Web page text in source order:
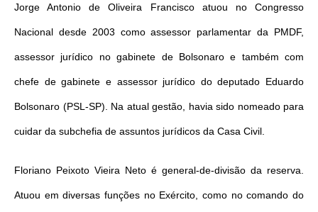
Jorge Antonio de Oliveira Francisco atuou no Congresso
Nacional desde 2003 como assessor parlamentar da PMDF,
assessor jurídico no gabinete de Bolsonaro e também com
chefe de gabinete e assessor jurídico do deputado Eduardo
Bolsonaro (PSL-SP). Na atual gestão, havia sido nomeado para
cuidar da subchefia de assuntos jurídicos da Casa Civil.
Floriano Peixoto Vieira Neto é general-de-divisão da reserva.
Atuou em diversas funções no Exército, como no comando do